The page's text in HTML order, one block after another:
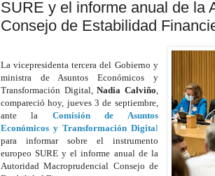
SURE y el informe anual de la
Consejo de Estabilidad
La vicepresidenta tercera del Gobierno y
ministra de Asuntos Económicos y
Transformación Digital,Nadia Calviño
compareció hoy, jueves 3 de septiembre,
ante la Comisión de Asuntos
Económicos y Transformación Digital
para informar sobre el instrumento
europeo SURE y el informe anual de la
Autoridad Macroprudencial Consejo de